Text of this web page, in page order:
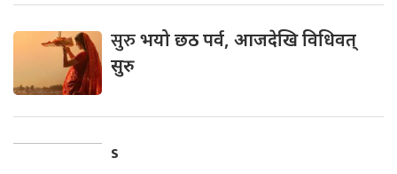
सुरुभयो छठ पर्व, आजदेखि विधिवत्
सुरु
s